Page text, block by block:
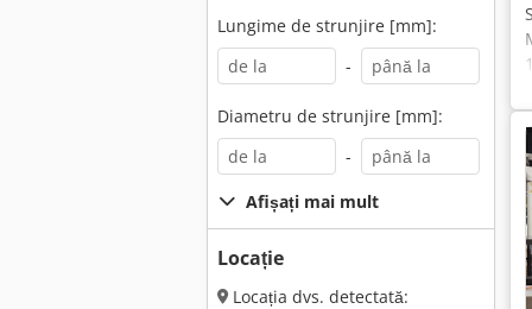
Lungime de strunjire [mm]:
-
Diametru de strunjire [mm]:
-
Afișați mai mult
Locație
Locația dvs. detectată: